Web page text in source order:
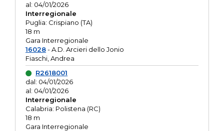
al: 04/01/2026
Interregionale
Puglia: Crispiano (TA)
18 m
Gara Interregionale
16028- A.D. Arcieri dello Jonio
Fiaschi, Andrea
R2618001
dal: 04/01/2026
al: 04/01/2026
Interregionale
Calabria: Polistena (RC)
18 m
Gara Interregionale